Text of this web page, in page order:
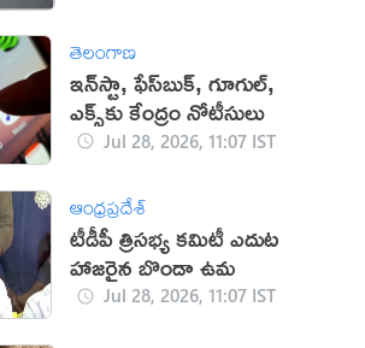
తెలంగాణ
ఇన్‌స్టా, ఫేస్‌బుక్‌, గూగుల్‌,
ఎక్స్‌కు కేంద్రం నోటీసులు
Jul 28, 2026, 11:07 IST
ఆంధ్రప్రదేశ్
టీడీపీ త్రిసభ్య కమిటీ ఎదుట
హాజరైన బొండా ఉమ
Jul 28, 2026, 11:07 IST